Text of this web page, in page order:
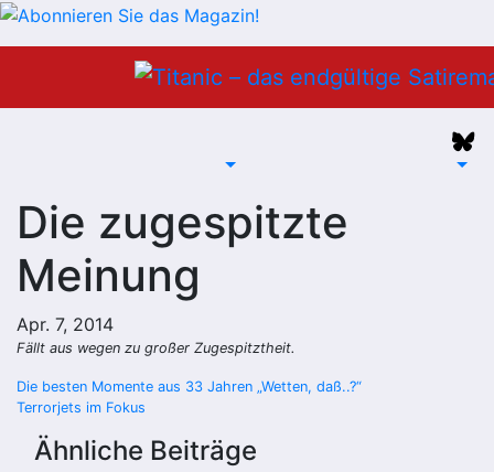
Die zugespitzte
Meinung
Apr. 7, 2014
Fällt aus wegen zu großer Zugespitztheit.
Beitragsnavigation
Die besten Momente aus 33 Jahren „Wetten, daß..?“
Terrorjets im Fokus
Ähnliche Beiträge